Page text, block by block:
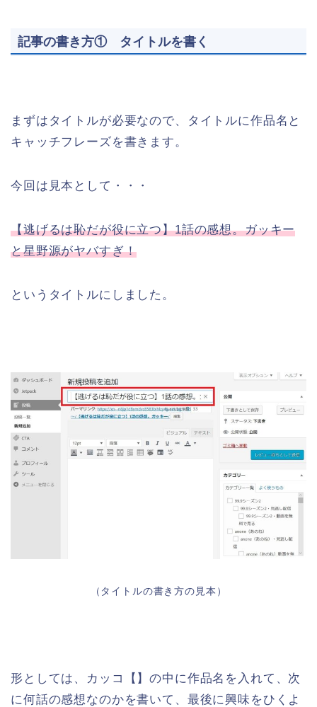
記事の書き方① タイトルを書く
まずはタイトルが必要なので、タイトルに作品名と
キャッチフレーズを書きます。
今回は見本として・・・
【逃げるは恥だが役に立つ】1話の感想。ガッキー
と星野源がヤバすぎ！
というタイトルにしました。
（タイトルの書き方の見本）
形としては、カッコ【】の中に作品名を入れて、次
に何話の感想なのかを書いて、最後に興味をひくよ